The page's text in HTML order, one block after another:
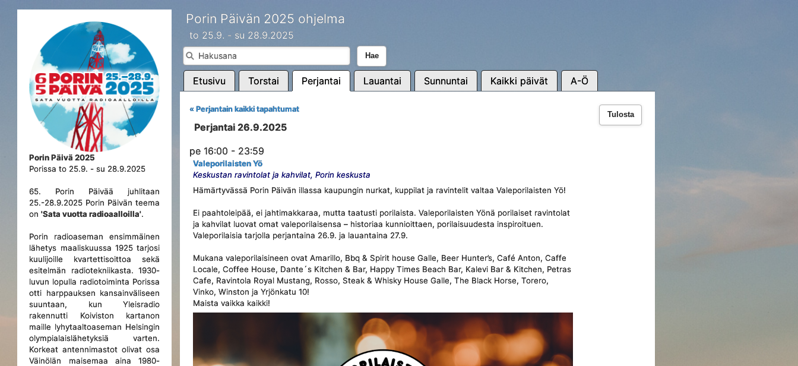
Porin Päivä 2025
Porissa to 25.9. - su 28.9.2025
65. Porin Päivää juhlitaan
25.-28.9.2025 Porin Päivän teema
on'Sata vuotta radioaalloilla'.
Porin radioaseman ensimmäinen
lähetys maaliskuussa 1925 tarjosi
kuulijoille kvartettisoittoa sekä
esitelmän radiotekniikasta. 1930-
luvun lopulla radiotoiminta Porissa
otti harppauksen kansainväliseen
suuntaan, kun Yleisradio
rakennutti Koiviston kartanon
maille lyhytaaltoaseman Helsingin
olympialaislähetyksiä varten.
Korkeat antennimastot olivat osa
Väinölän maisemaa aina 1980-
Porin Päivän 2025 ohjelma
to 25.9. - su 28.9.2025
Hae
Etusivu Torstai Perjantai Lauantai Sunnuntai Kaikki päivät A-Ö
Tulosta
« Perjantain kaikki tapahtumat
Perjantai 26.9.2025
pe 16:00 - 23:59
Valeporilaisten Yö
Keskustan ravintolat ja kahvilat, Porin keskusta
Hämärtyvässä Porin Päivän illassa kaupungin nurkat, kuppilat ja ravintelit valtaa Valeporilaisten Yö!
Ei paahtoleipää, ei jahtimakkaraa, mutta taatusti porilaista. Valeporilaisten Yönä porilaiset ravintolat
ja kahvilat luovat omat valeporilaisensa – historiaa kunnioittaen, porilaisuudesta inspiroituen.
Valeporilaisia tarjolla perjantaina 26.9. ja lauantaina 27.9.
Mukana valeporilaisineen ovat Amarillo, Bbq & Spirit house Galle, Beer Hunter’s, Café Anton, Caffe
Locale, Coffee House, Dante´s Kitchen & Bar, Happy Times Beach Bar, Kalevi Bar & Kitchen, Petras
Cafe, Ravintola Royal Mustang, Rosso, Steak & Whisky House Galle, The Black Horse, Torero,
Vinko, Winston ja Yrjönkatu 10!
Maista vaikka kaikki!